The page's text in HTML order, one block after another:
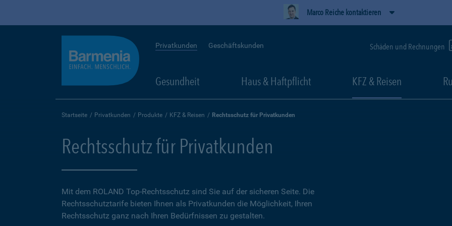
Marco Reiche kontaktieren
Privatkunden Geschäftskunden Schäden und Rechnungen
Gesundheit Haus & Haftpflicht KFZ & Reisen
Startseite Privatkunden Produkte KFZ & Reisen Rechtsschutz für Privatkunden
Rechtsschutz für Privatkunden
Mit dem ROLAND Top-Rechtsschutz sind Sie auf der sicheren Seite. Die
Rechtsschutztarife bieten Ihnen als Privatkunden die Möglichkeit, Ihren
Rechtsschutz ganz nach Ihren Bedürfnissen zu gestalten.